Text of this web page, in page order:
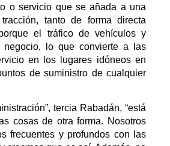
o servicio que se añada a una
tanto de forma directa
el tráfico de vehículos y
negocio, lo que convierte a las
en los lugares idóneos en
de suministro de cualquier
tercia Rabadán, “está
cosas de otra forma. Nosotros
frecuentes y profundos con las